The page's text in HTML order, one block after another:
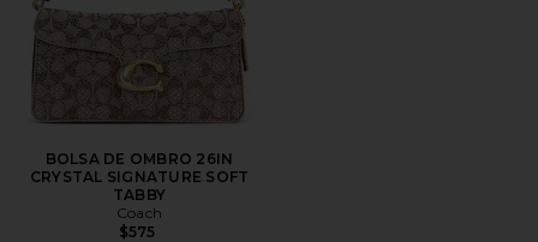
BOLSA DE OMBRO 26IN
CRYSTAL SIGNATURE SOFT
TABBY
Coach
$575